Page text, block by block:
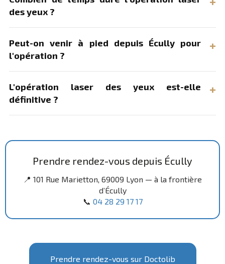
des yeux ?
Peut-on venir à pied depuis Écully pour
l'opération ?
L'opération laser des yeux est-elle
définitive ?
Prendre rendez-vous depuis Écully
📍 101 Rue Marietton, 69009 Lyon — à la frontière
d’Écully
📞 04 28 29 17 17
Prendre rendez-vous sur Doctolib